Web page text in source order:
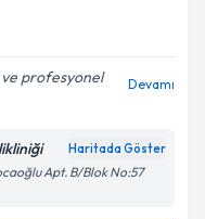
profesyonel
Devamı
Haritada Göster
Apt. B/Blok No:57